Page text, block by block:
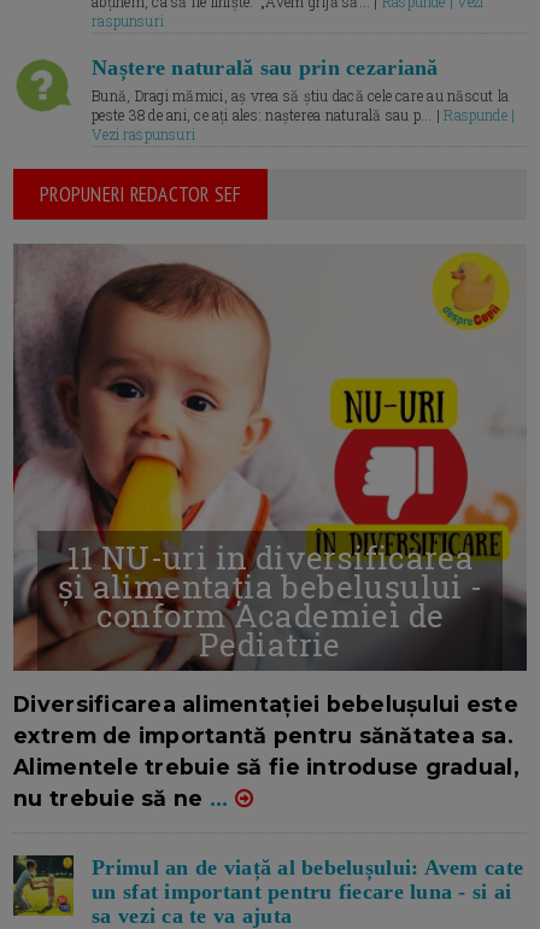
raspunsuri
Naștere naturală sau prin cezariană
Bună, Dragi mămici, aș vrea să știu dacă cele care au născut la
peste 38 de ani, ce ați ales: nașterea naturală sau p... |Raspunde |
Vezi raspunsuri
PROPUNERI REDACTOR SEF
11 NU-uri in diversificarea
și alimentația bebelușului -
conform Academiei de
Pediatrie
Diversificarea alimentației bebelușului este
extrem de importantă pentru sănătatea sa.
Alimentele trebuie să fie introduse gradual,
nu trebuie să ne ...
Primul an de viață al bebelușului: Avem cate
un sfat important pentru fiecare luna - si ai
sa vezi ca te va ajuta